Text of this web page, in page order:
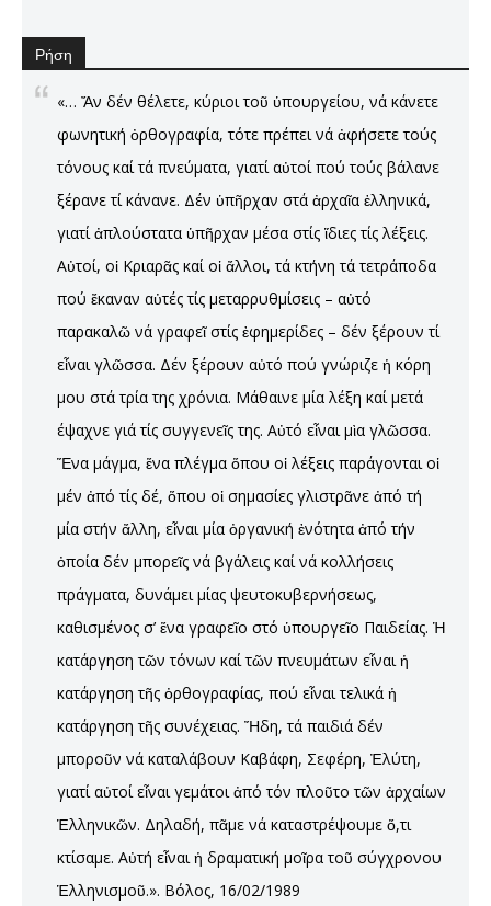
Ρήση
«… Ἄν δέν θέλετε, κύριοι τοῦ ὑπουργείου, νά κάνετε
φωνητική ὀρθογραφία, τότε πρέπει νά ἀφήσετε τούς
τόνους καί τά πνεύματα, γιατί αὐτοί πού τούς βάλανε
ξέρανε τί κάνανε. Δέν ὑπῆρχαν στά ἀρχαῖα ἑλληνικά,
γιατί ἀπλούστατα ὑπῆρχαν μέσα στίς ἵδιες τίς λέξεις.
Αὐτοί, οἱ Κριαρᾶς καί οἱ ἄλλοι, τά κτήνη τά τετράποδα
πού ἔκαναν αὐτές τίς μεταρρυθμίσεις – αὐτό
παρακαλῶ νά γραφεῖ στίς ἐφημερίδες – δέν ξέρουν τί
εἶναι γλῶσσα. Δέν ξέρουν αὐτό πού γνώριζε ἡ κόρη
μου στά τρία της χρόνια. Μάθαινε μία λέξη καί μετά
έψαχνε γιά τίς συγγενεῖς της. Αὐτό εἶναι μὶα γλῶσσα.
Ἕνα μάγμα, ἕνα πλέγμα ὅπου οἱ λέξεις παράγονται οἱ
μέν ἀπό τίς δέ, ὅπου οἱ σημασίες γλιστρᾶνε ἀπό τή
μία στήν ἄλλη, εἶναι μία ὀργανική ἐνότητα ἀπό τήν
ὀποία δέν μπορεῖς νά βγάλεις καί νά κολλήσεις
πράγματα, δυνάμει μίας ψευτοκυβερνήσεως,
καθισμένος σ’ ἕνα γραφεῖο στό ὑπουργεῖο Παιδείας. Ἡ
κατάργηση τῶν τόνων καί τῶν πνευμάτων εἶναι ἡ
κατάργηση τῆς ὀρθογραφίας, πού εἶναι τελικά ἡ
κατάργηση τῆς συνέχειας. Ἤδη, τά παιδιά δέν
μποροῦν νά καταλάβουν Καβάφη, Σεφέρη, Ἐλύτη,
γιατί αὐτοί εἶναι γεμάτοι ἀπό τόν πλοῦτο τῶν ἀρχαίων
Ἑλληνικῶν. Δηλαδή, πᾶμε νά καταστρέψουμε ὅ,τι
κτίσαμε. Αὐτή εἶναι ἡ δραματική μοῖρα τοῦ σύγχρονου
Ἑλληνισμοῦ.». Βόλος, 16/02/1989